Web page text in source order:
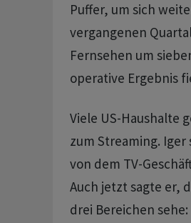
Puffer, um sich
vergangenen
Fernsehen um
operative Ergebnis
Viele US-Haushalte
zum Streaming. Iger
von dem TV-
Auch jetzt sagte er,
drei Bereichen